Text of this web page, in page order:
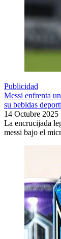
Publicidad
Messi enfrenta
su bebidas
14 Octubre 2025
La encrucijada
messi bajo el